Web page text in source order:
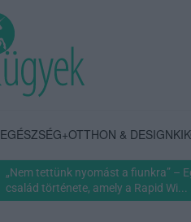
EGÉSZSÉG+OTTHON & DESIGN
„Nem tettünk nyomást a fiunkra” –
család története, amely a Rapid Wi...